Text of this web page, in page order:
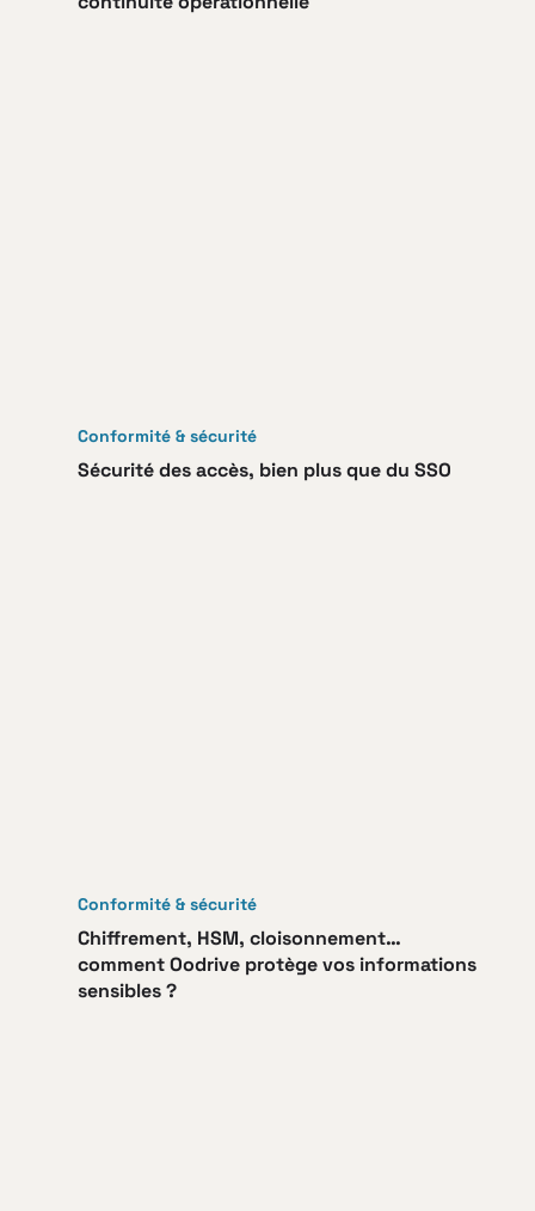
Conformité & sécurité
Sécurité des accès, bien plus que du SSO
Conformité & sécurité
Chiffrement, HSM, cloisonnement…
comment Oodrive protège vos informations
sensibles ?